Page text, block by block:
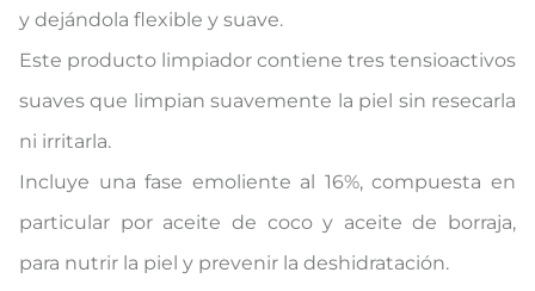
y dejándola flexible y suave.
Este producto limpiador contiene tres tensioactivos
suaves que limpian suavemente la piel sin resecarla
ni irritarla.
Incluye una fase emoliente al 16%, compuesta en
particular por aceite de coco y aceite de borraja,
para nutrir la piel y prevenir la deshidratación.